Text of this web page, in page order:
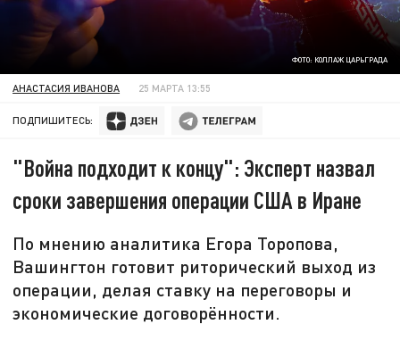
ФОТО: КОЛЛАЖ ЦАРЬГРАДА
АНАСТАСИЯ ИВАНОВА 25 МАРТА 13:55
ПОДПИШИТЕСЬ:
"Война подходит к концу": Эксперт назвал
сроки завершения операции США в Иране
По мнению аналитика Егора Торопова,
Вашингтон готовит риторический выход из
операции, делая ставку на переговоры и
экономические договорённости.